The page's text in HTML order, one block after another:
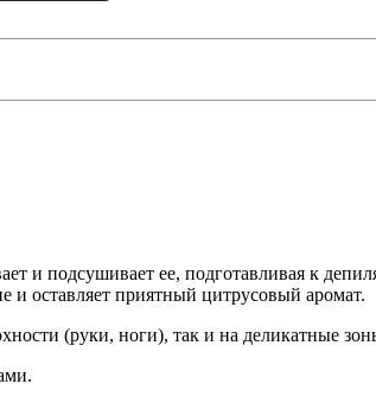
и подсушивает ее, подготавливая к
и оставляет приятный цитрусовый аромат.
(руки, ноги), так и на деликатные